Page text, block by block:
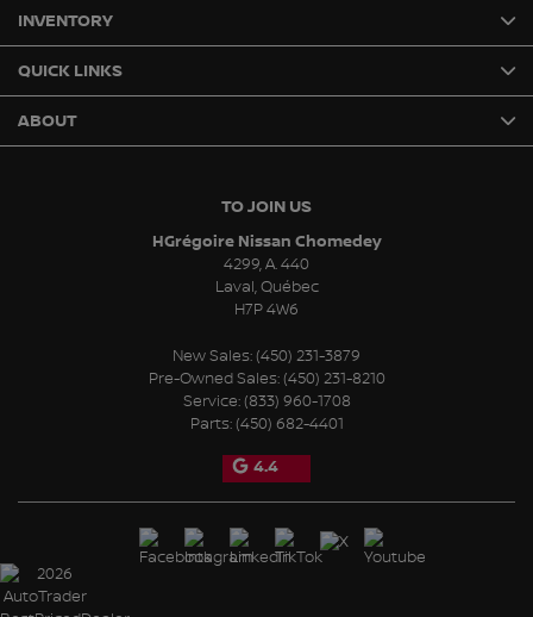
TO JOIN US
HGrégoire Nissan Chomedey
4299, A. 440
Laval,Québec
H7P 4W6
New Sales: (450) 231-3879
Pre-Owned Sales: (450) 231-8210
Service: (833) 960-1708
Parts: (450) 682-4401
4.4
INVENTORY
QUICK LINKS
ABOUT